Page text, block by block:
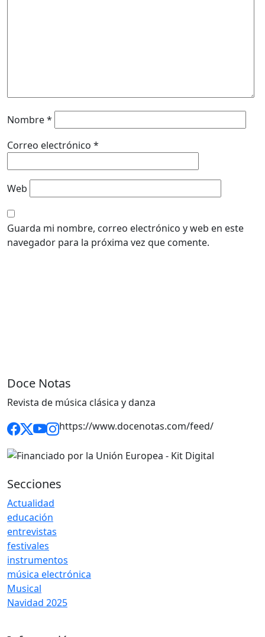
Nombre*
Correo electrónico *
Web
Guarda mi nombre, correo electrónico y web en este
navegador para la próxima vez que comente.
Doce Notas
Revista de música clásica y danza
https://www.docenotas.com/feed/
Secciones
Actualidad
educación
entrevistas
festivales
instrumentos
música electrónica
Musical
Navidad 2025